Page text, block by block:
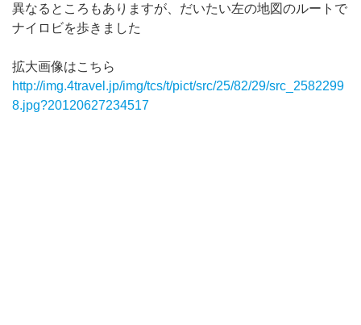
異なるところもありますが、だいたい左の地図のルートで
ナイロビを歩きました
拡大画像はこちら
http://img.4travel.jp/img/tcs/t/pict/src/25/82/29/src_2582299
8.jpg?20120627234517